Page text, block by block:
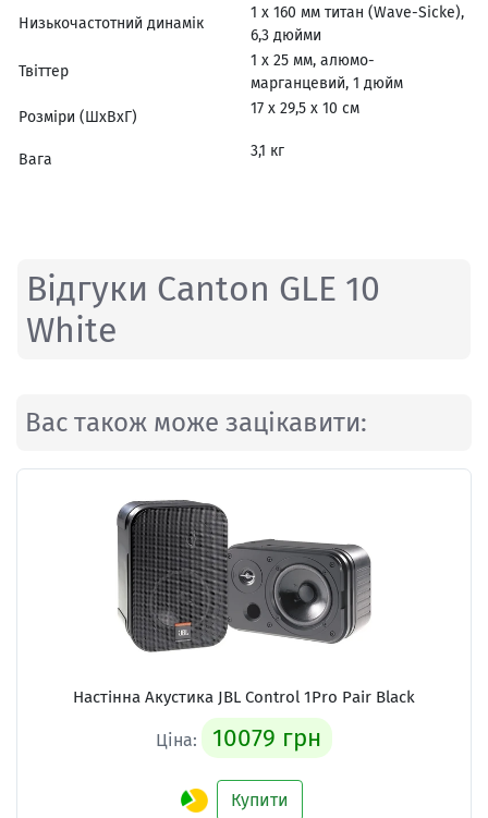
Низькочастотний динамік
1 x 160 мм титан (Wave-Sicke),
6,3 дюйми
Твіттер
1 x 25 мм, алюмо-
марганцевий, 1 дюйм
Розміри (ШхВхГ)
17 х 29,5 х 10 см
Вага 3,1 кг
Відгуки Canton GLE 10
White
Вас також може зацікавити:
Настінна Акустика JBL Control 1Pro Pair Black
Ціна: 10079 грн
Купити